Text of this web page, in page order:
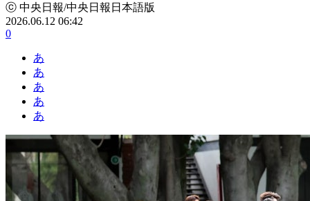
ⓒ 中央日報/中央日報日本語版
2026.06.12 06:42
0
あ
あ
あ
あ
あ